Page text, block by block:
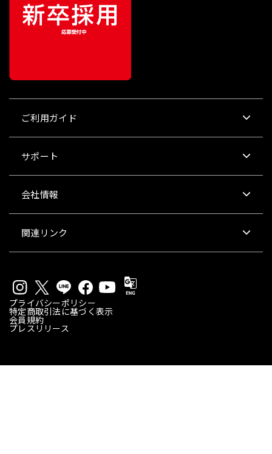
ご利用ガイド
サポート
会社情報
関連リンク
プライバシーポリシー
特定商取引法に基づく表示
会員規約
プレスリリース